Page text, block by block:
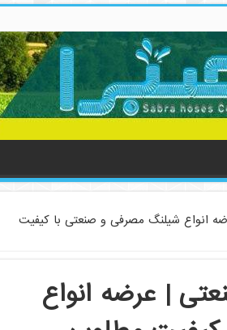
انواع شیلنگ مصرفی و صنعتی با کیفیت
| عرضه انواع